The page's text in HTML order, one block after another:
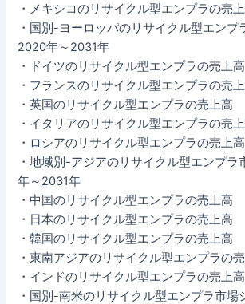
・メキシコのリサイクル型エンプラの売
・国別-ヨーロッパのリサイクル型エンプ
2020年～2031年
・ドイツのリサイクル型エンプラの売上高
・フランスのリサイクル型エンプラの売
・英国のリサイクル型エンプラの売上高
・イタリアのリサイクル型エンプラの売
・ロシアのリサイクル型エンプラの売上高
・地域別-アジアのリサイクル型エンプ
年～2031年
・中国のリサイクル型エンプラの売上高
・日本のリサイクル型エンプラの売上高
・韓国のリサイクル型エンプラの売上高
・東南アジアのリサイクル型エンプラの
・インドのリサイクル型エンプラの売上高
・国別-南米のリサイクル型エンプラ市場